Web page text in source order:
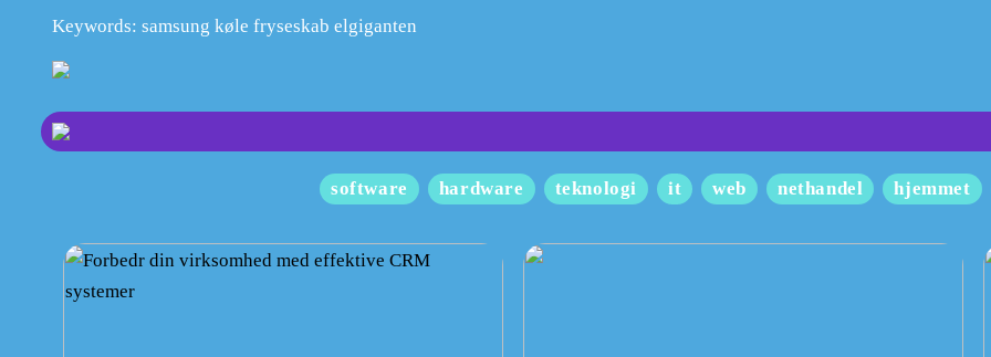
Keywords: samsung køle fryseskab elgiganten
software hardware teknologi it web nethandel hjemmet